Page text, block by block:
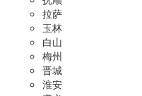
拉萨
玉林
白山
梅州
晋城
淮安